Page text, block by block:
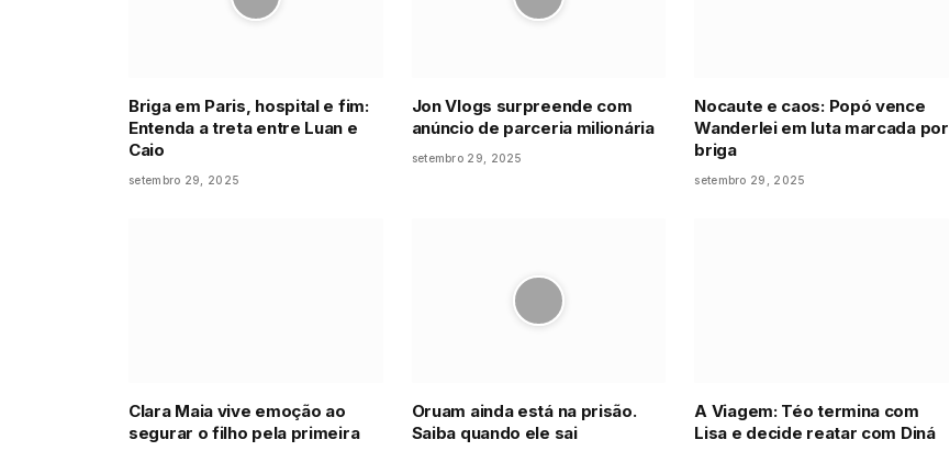
Briga em Paris, hospital e fim:
Entenda a treta entre Luan e
Caio
setembro 29, 2025
Jon Vlogs surpreende com
anúncio de parceria milionária
setembro 29, 2025
Nocaute e caos: Popó vence
Wanderlei em luta marcada por
briga
setembro 29, 2025
Clara Maia vive emoção ao
segurar o filho pela primeira
Oruam ainda está na prisão.
Saiba quando ele sai
A Viagem: Téo termina com
Lisa e decide reatar com Diná